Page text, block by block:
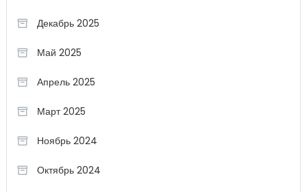
Декабрь 2025
Май 2025
Апрель 2025
Март 2025
Ноябрь 2024
Октябрь 2024